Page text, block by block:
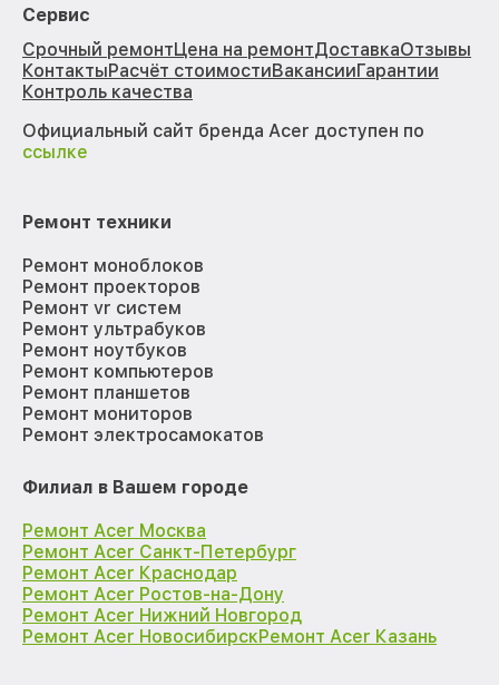
Сервис
Срочный ремонтЦена на ремонтДоставкаОтзывы
КонтактыРасчёт стоимостиВакансииГарантии
Контроль качества
Официальный сайт бренда Acer доступен по
ссылке
Ремонт техники
Ремонт моноблоков
Ремонт проекторов
Ремонт vr систем
Ремонт ультрабуков
Ремонт ноутбуков
Ремонт компьютеров
Ремонт планшетов
Ремонт мониторов
Ремонт электросамокатов
Филиал в Вашем городе
Ремонт Acer Москва
Ремонт Acer Санкт-Петербург
Ремонт Acer Краснодар
Ремонт Acer Ростов-на-Дону
Ремонт Acer Нижний Новгород
Ремонт Acer НовосибирскРемонт Acer Казань